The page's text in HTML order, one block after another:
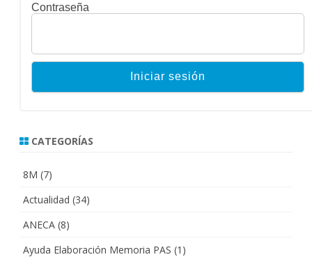
Contraseña
CATEGORÍAS
8M (7)
Actualidad (34)
ANECA (8)
Ayuda Elaboración Memoria PAS (1)